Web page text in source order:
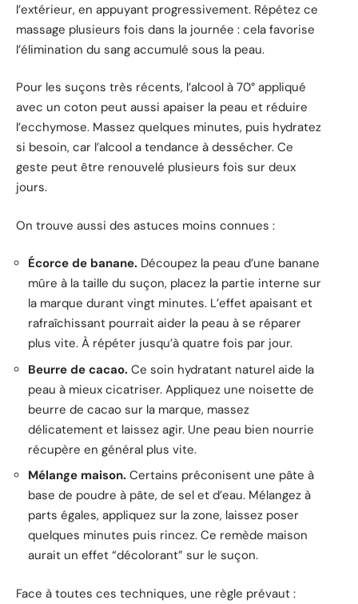
l’extérieur, en appuyant progressivement. Répétez ce
massage plusieurs fois dans la journée : cela favorise
l’élimination du sang accumulé sous la peau.
Pour les suçons très récents, l’alcool à 70° appliqué
avec un coton peut aussi apaiser la peau et réduire
l’ecchymose. Massez quelques minutes, puis hydratez
si besoin, car l’alcool a tendance à dessécher. Ce
geste peut être renouvelé plusieurs fois sur deux
jours.
On trouve aussi des astuces moins connues :
Écorce de banane. Découpez la peau d’une banane
mûre à la taille du suçon, placez la partie interne sur
la marque durant vingt minutes. L’effet apaisant et
rafraîchissant pourrait aider la peau à se réparer
plus vite. À répéter jusqu’à quatre fois par jour.
Beurre de cacao. Ce soin hydratant naturel aide la
peau à mieux cicatriser. Appliquez une noisette de
beurre de cacao sur la marque, massez
délicatement et laissez agir. Une peau bien nourrie
récupère en général plus vite.
Mélange maison. Certains préconisent une pâte à
base de poudre à pâte, de sel et d’eau. Mélangez à
parts égales, appliquez sur la zone, laissez poser
quelques minutes puis rincez. Ce remède maison
aurait un effet “décolorant” sur le suçon.
Face à toutes ces techniques, une règle prévaut :